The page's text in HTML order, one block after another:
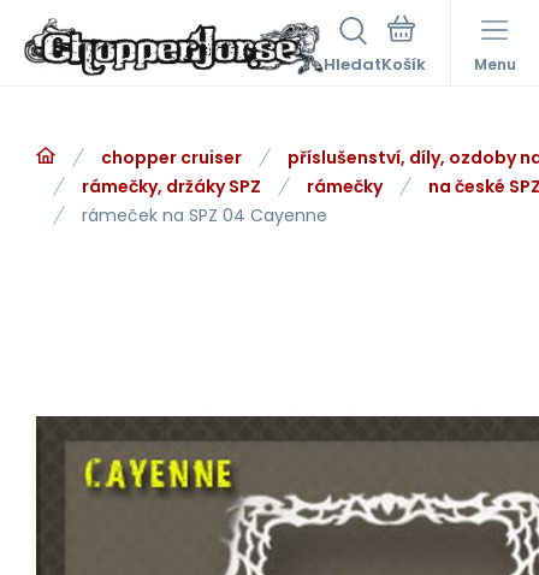
Hledat Menu
chopper cruiser
příslušenství, díly, ozdoby
rámečky, držáky SPZ
rámečky
na české
rámeček na SPZ 04 Cayenne